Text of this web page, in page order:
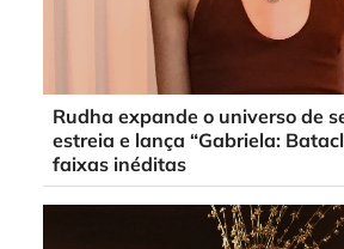
Rudha expande o universo de
estreia e lança “Gabriela:
faixas inéditas